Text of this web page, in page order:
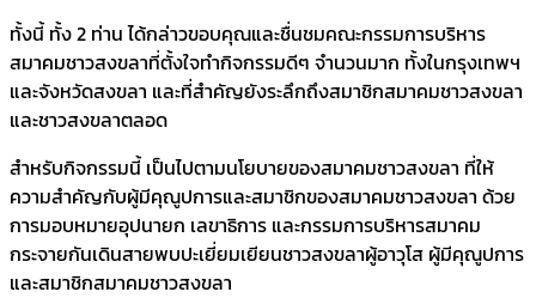
ทั้งนี้ ทั้ง 2 ท่าน ได้กล่าวขอบคุณและชื่นชมคณะกรรมการบริหาร
สมาคมชาวสงขลาที่ตั้งใจทำกิจกรรมดีๆ จำนวนมาก ทั้งในกรุงเทพฯ
และจังหวัดสงขลา และที่สำคัญยังระลึกถึงสมาชิกสมาคมชาวสงขลา
และชาวสงขลาตลอด
สำหรับกิจกรรมนี้ เป็นไปตามนโยบายของสมาคมชาวสงขลา ที่ให้
ความสำคัญกับผู้มีคุณูปการและสมาชิกของสมาคมชาวสงขลา ด้วย
การมอบหมายอุปนายก เลขาธิการ และกรรมการบริหารสมาคม
กระจายกันเดินสายพบปะเยี่ยมเยียนชาวสงขลาผู้อาวุโส ผู้มีคุณูปการ
และสมาชิกสมาคมชาวสงขลา